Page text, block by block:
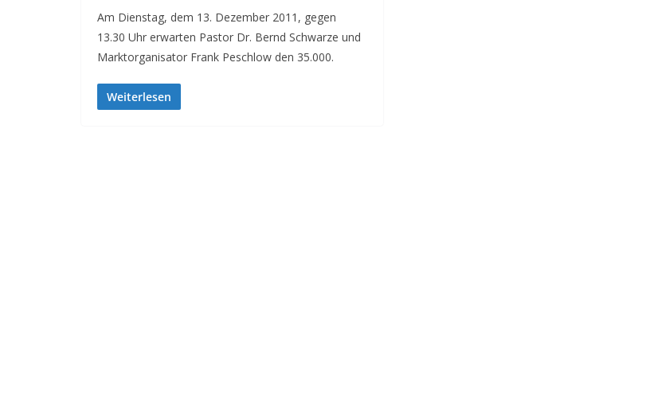
Am Dienstag, dem 13. Dezember 2011, gegen
13.30 Uhr erwarten Pastor Dr. Bernd Schwarze und
Marktorganisator Frank Peschlow den 35.000.
Weiterlesen